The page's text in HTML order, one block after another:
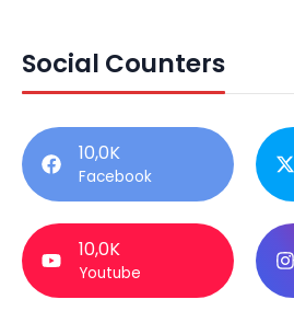
Social Counters
10,0K
Facebook
10,0K
Youtube